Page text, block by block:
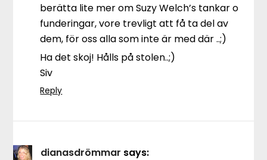
berätta lite mer om Suzy Welch’s tankar o
funderingar, vore trevligt att få ta del av
dem, för oss alla som inte är med där ..;)
Ha det skoj! Hålls på stolen..;)
Siv
Reply
dianasdrömmar says: